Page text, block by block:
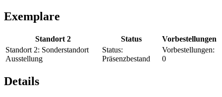
Exemplare
Standort 2 Status
Vorbestellungen
Standort 2: Sonderstandort
Ausstellung
Status:
Präsenzbestand
Vorbestellungen:
0
Details